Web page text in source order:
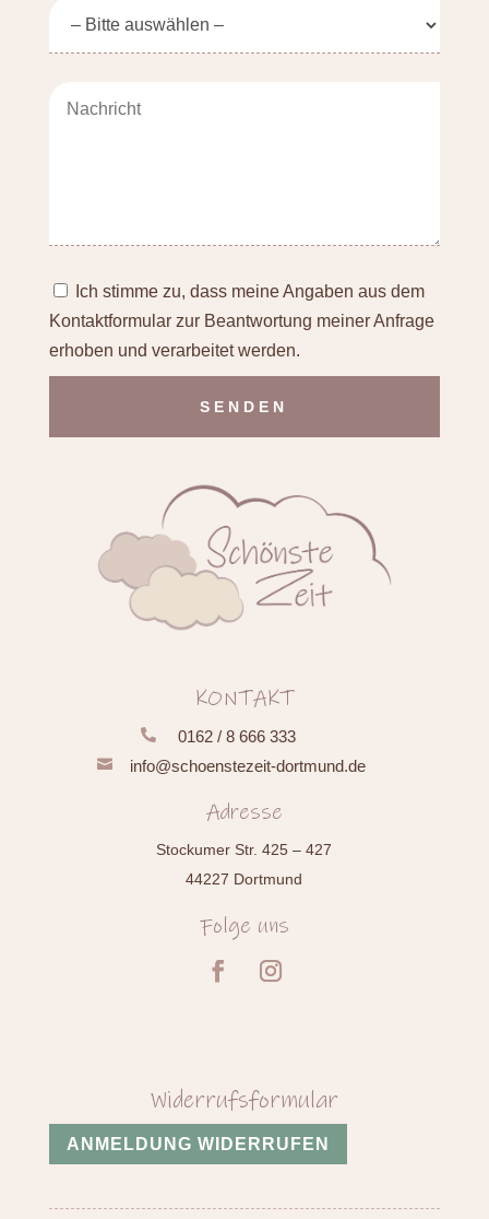
Ich stimme zu, dass meine Angaben aus dem
Kontaktformular zur Beantwortung meiner Anfrage
erhoben und verarbeitet werden.
KONTAKT
 0162 / 8 666 333
 info@schoenstezeit-dortmund.de
Adresse
Stockumer Str. 425 – 427
44227 Dortmund
Folge uns
Widerrufsformular
ANMELDUNG WIDERRUFEN